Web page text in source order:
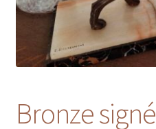
Bronze signé